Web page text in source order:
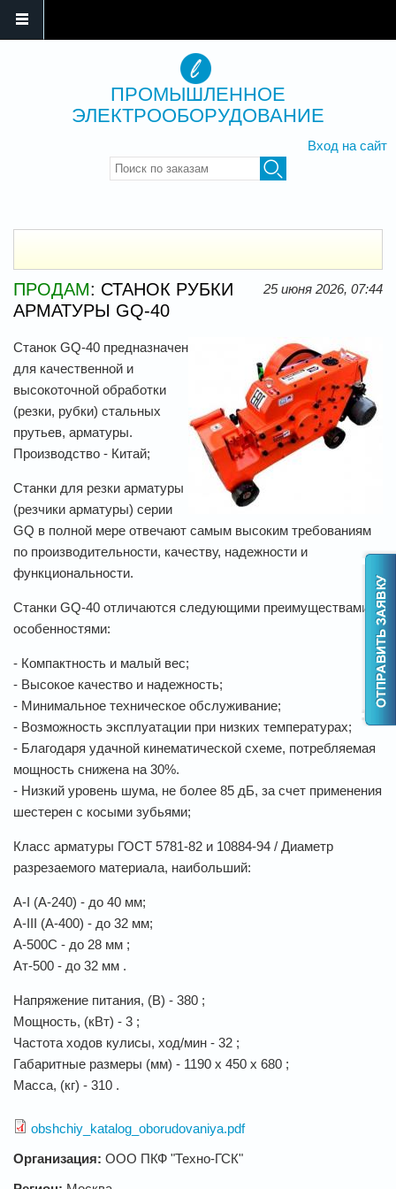
ПРОМЫШЛЕННОЕ
ЭЛЕКТРООБОРУДОВАНИЕ
Вход на сайт
Введите ключевые слова для
25 июня 2026, 07:44
ПРОДАМ: СТАНОК РУБКИ
АРМАТУРЫ GQ-40
Станок GQ-40 предназначен
для качественной и
высокоточной обработки
(резки, рубки) стальных
прутьев, арматуры.
Производство - Китай;
Станки для резки арматуры
(резчики арматуры) серии
GQ в полной мере отвечают самым высоким требованиям
по производительности, качеству, надежности и
функциональности.
Станки GQ-40 отличаются следующими преимуществами и
особенностями:
- Компактность и малый вес;
- Высокое качество и надежность;
- Минимальное техническое обслуживание;
- Возможность эксплуатации при низких температурах;
- Благодаря удачной кинематической схеме, потребляемая
мощность снижена на 30%.
- Низкий уровень шума, не более 85 дБ, за счет применения
шестерен с косыми зубьями;
Класс арматуры ГОСТ 5781-82 и 10884-94 / Диаметр
разрезаемого материала, наибольший:
A-I (А-240) - до 40 мм;
A-III (А-400) - до 32 мм;
А-500С - до 28 мм ;
Ат-500 - до 32 мм .
Напряжение питания, (В) - 380 ;
Мощность, (кВт) - 3 ;
Частота ходов кулисы, ход/мин - 32 ;
Габаритные размеры (мм) - 1190 х 450 х 680 ;
Масса, (кг) - 310 .
obshchiy_katalog_oborudovaniya.pdf
Организация: ООО ПКФ "Техно-ГСК"